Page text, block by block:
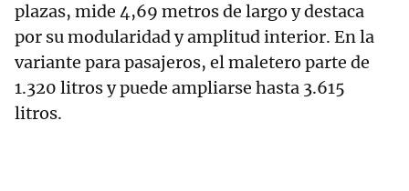
plazas, mide 4,69 metros de largo y destaca
por su modularidad y amplitud interior. En la
variante para pasajeros, el maletero parte de
1.320 litros y puede ampliarse hasta 3.615
litros.